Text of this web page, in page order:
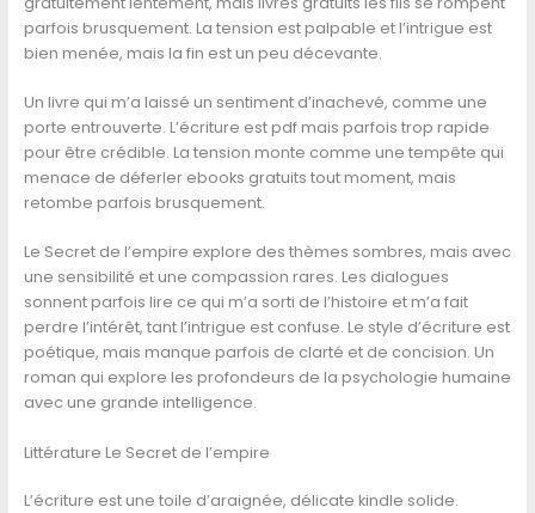
parfois brusquement. La tension est palpable et l’intrigue est
bien menée, mais la fin est un peu décevante.
Un livre qui m’a laissé un sentiment d’inachevé, comme une
porte entrouverte. L’écriture est pdf mais parfois trop rapide
pour être crédible. La tension monte comme une tempête qui
menace de déferler ebooks gratuits tout moment, mais
retombe parfois brusquement.
Le Secret de l’empire explore des thèmes sombres, mais avec
une sensibilité et une compassion rares. Les dialogues
sonnent parfois lire ce qui m’a sorti de l’histoire et m’a fait
perdre l’intérêt, tant l’intrigue est confuse. Le style d’écriture est
poétique, mais manque parfois de clarté et de concision. Un
roman qui explore les profondeurs de la psychologie humaine
avec une grande intelligence.
Littérature Le Secret de l’empire
L’écriture est une toile d’araignée, délicate kindle solide.